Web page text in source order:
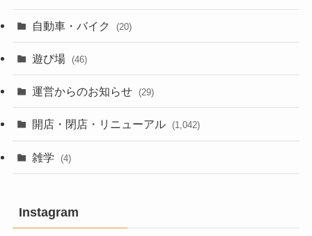
自動車・バイク (20)
遊び場 (46)
運営からのお知らせ (29)
開店・閉店・リニューアル (1,042)
雑学 (4)
Instagram